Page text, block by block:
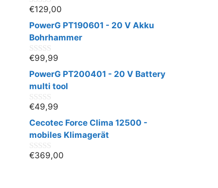
0
v
o
n
€129,00
PowerG PT190601 - 20 V Akku
Bohrhammer
0
v
o
n
€99,99
PowerG PT200401 - 20 V Battery
multi tool
0
v
o
n
€49,99
Cecotec Force Clima 12500 -
mobiles Klimagerät
0
€369,00